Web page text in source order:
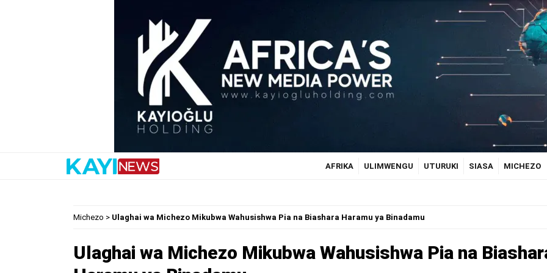
AFRIKA ULIMWENGU UTURUKI SIASA MICHEZO
Michezo > Ulaghai wa Michezo Mikubwa Wahusishwa Pia na Biashara Haramu ya Binadamu
Ulaghai wa Michezo Mikubwa Wahusishwa Pia na